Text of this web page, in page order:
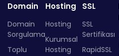
Domain
Domain
Sorgulama
Toplu
Hosting
Hosting
Kurumsal
Hosting
SSL
SSL
Sertifikası
RapidSSL